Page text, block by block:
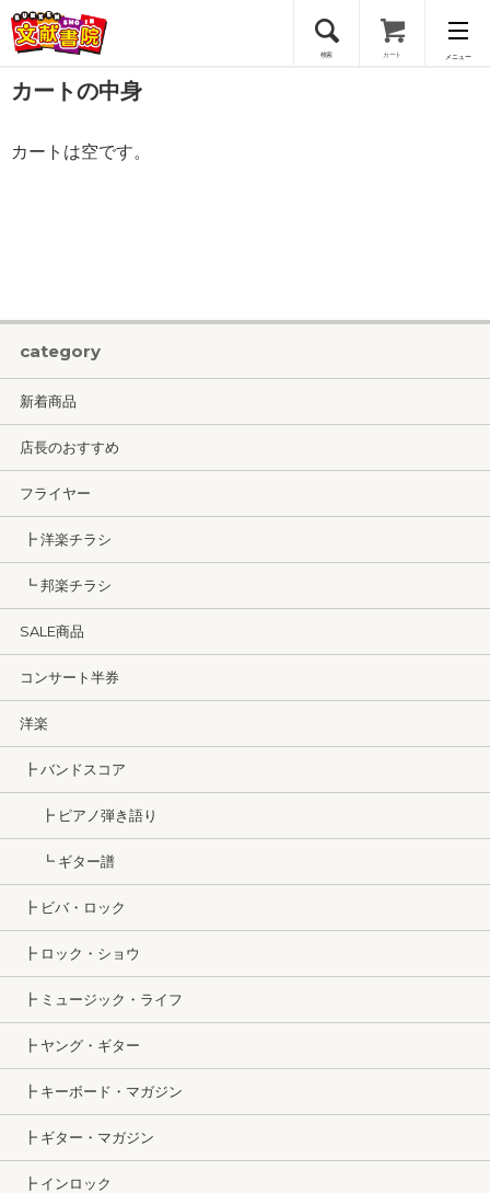
検索 カート メニュー
会員登録
ログイン
カートの中身
カートは空です。
category
新着商品
店長のおすすめ
フライヤー
┣ 洋楽チラシ
┗ 邦楽チラシ
SALE商品
コンサート半券
洋楽
┣ バンドスコア
┣ ピアノ弾き語り
┗ ギター譜
┣ ビバ・ロック
┣ ロック・ショウ
┣ ミュージック・ライフ
┣ ヤング・ギター
┣ キーボード・マガジン
┣ ギター・マガジン
┣ インロック